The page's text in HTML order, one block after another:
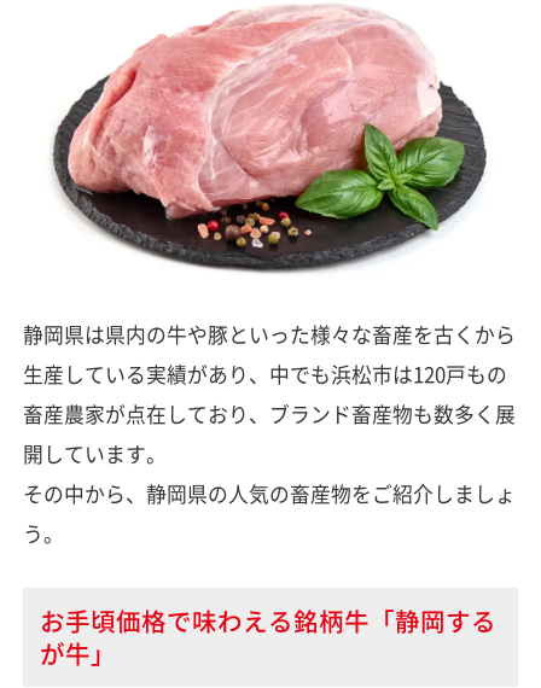
静岡県は県内の牛や豚といった様々な畜産を古くから
生産している実績があり、中でも浜松市は120戸もの
畜産農家が点在しており、ブランド畜産物も数多く展
開しています。
その中から、静岡県の人気の畜産物をご紹介しましょ
う。
お手頃価格で味わえる銘柄牛「静岡する
が牛」